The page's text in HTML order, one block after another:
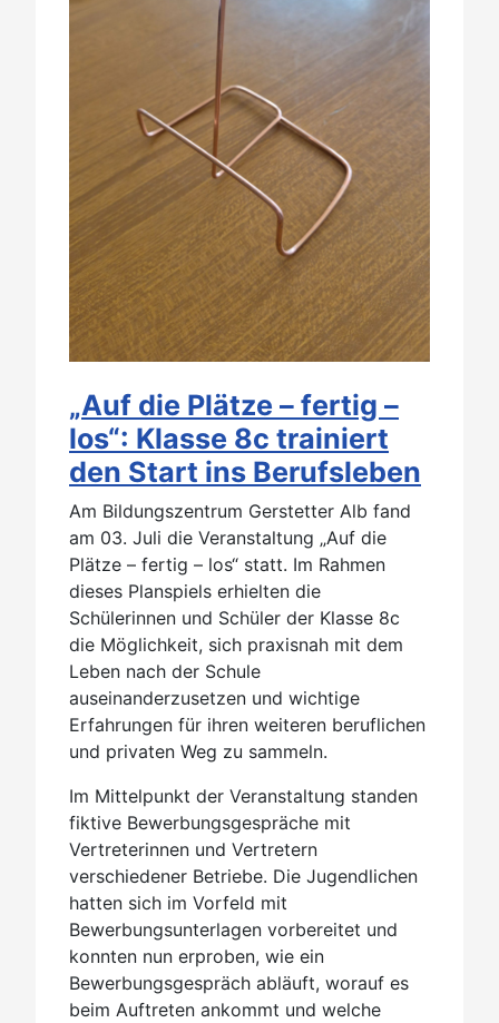
„Auf die Plätze – fertig –
los“: Klasse 8c trainiert
den Start ins Berufsleben
Am Bildungszentrum Gerstetter Alb fand
am 03. Juli die Veranstaltung „Auf die
Plätze – fertig – los“ statt. Im Rahmen
dieses Planspiels erhielten die
Schülerinnen und Schüler der Klasse 8c
die Möglichkeit, sich praxisnah mit dem
Leben nach der Schule
auseinanderzusetzen und wichtige
Erfahrungen für ihren weiteren beruflichen
und privaten Weg zu sammeln.
Im Mittelpunkt der Veranstaltung standen
fiktive Bewerbungsgespräche mit
Vertreterinnen und Vertretern
verschiedener Betriebe. Die Jugendlichen
hatten sich im Vorfeld mit
Bewerbungsunterlagen vorbereitet und
konnten nun erproben, wie ein
Bewerbungsgespräch abläuft, worauf es
beim Auftreten ankommt und welche